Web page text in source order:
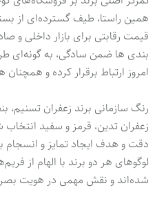
همین راستا، طیف گسترده‌ای از
قیمت رقابتی برای بازار داخلی و
بندی ها ضمن سادگی، به گونه‌ای
امروز ارتباط برقرار کرده و
رنگ سازمانی برند زعفران
زعفران تدین، قرمز و سفید
دقت و هدف ایجاد تمایز و
لوگوهای هر دو برند با الهام از
شده‌اند و نقش مهمی در هویت